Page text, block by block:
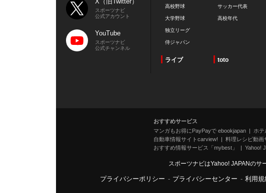
スポーツナビ
公式アカウント
YouTube
スポーツナビ
公式チャンネル
高校野球
大学野球
独立リーグ
侍ジャパン
サッカー代表
高校年代
ライブ toto
おすすめサービス
マンガもお得にPayPayで ebookjapan
ホ
自動車情報サイトcarview!
料理レシピ動画
おすすめ情報サービス「mybest」
Yahoo!
スポーツナビはYahoo! JAPANのサ
プライバシーポリシー - プライバシーセンター - 利用規